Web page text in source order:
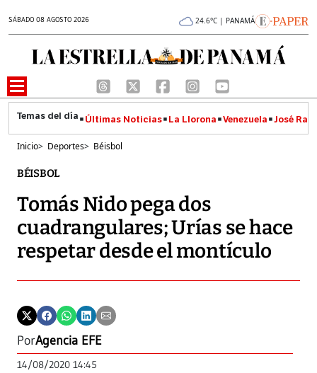
SÁBADO 08 AGOSTO 2026 24.6°C | PANAMÁ
Últimas Noticias La Llorona Venezuela José
Inicio> Deportes> Béisbol
BÉISBOL
Tomás Nido pega dos
cuadrangulares; Urías se hace
respetar desde el montículo
PorAgencia EFE
14/08/2020 14:45